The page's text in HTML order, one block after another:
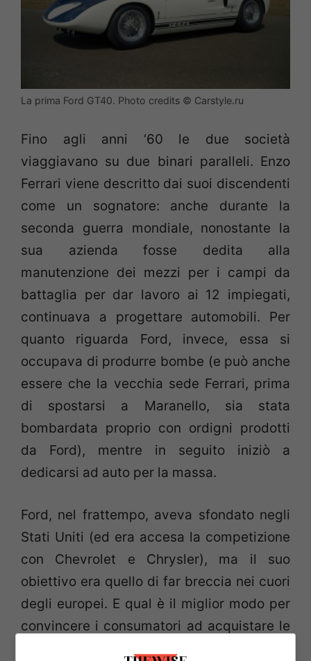
La prima Ford GT40. Photo credits © Carstyle.ru
Fino agli anni ‘60 le due società
viaggiavano su due binari paralleli. Enzo
Ferrari viene descritto dai suoi discendenti
come un sognatore: anche durante la
seconda guerra mondiale, nonostante la
sua azienda fosse dedita alla
manutenzione dei mezzi per i campi da
battaglia per dar lavoro ai 12 impiegati,
continuava a progettare automobili. Per
quanto riguarda Ford, invece, essa si
occupava di produrre bombe (e può anche
essere che la vecchia sede Ferrari, prima
di spostarsi a Maranello, sia stata
bombardata proprio con ordigni prodotti
da Ford), mentre in seguito iniziò a
dedicarsi ad auto per la massa.
Ford, nel frattempo, aveva sfondato negli
Stati Uniti (ed era accesa la competizione
con Chevrolet e Chrysler), ma il suo
obiettivo era quello di far breccia nei cuori
degli europei. E qual è il miglior modo per
convincere i consumatori ad acquistare le